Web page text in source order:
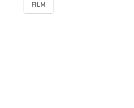
FILM